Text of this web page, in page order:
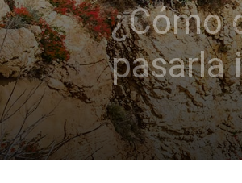
¿Cómo
pasarla